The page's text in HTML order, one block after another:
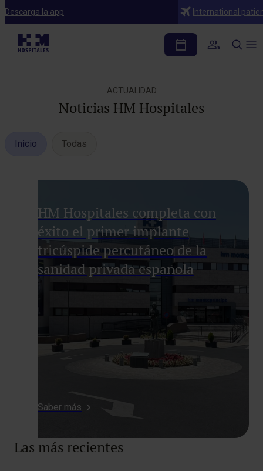
Descarga la app International
ACTUALIDAD
Noticias HM Hospitales
Inicio Todas
HM Hospitales completa con
éxito el primer implante
tricúspide percutáneo de la
sanidad privada española
Saber más
Las más recientes